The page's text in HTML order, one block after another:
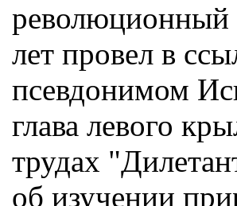
революционный
лет провел в
псевдонимом
глава левого
трудах
об изучении